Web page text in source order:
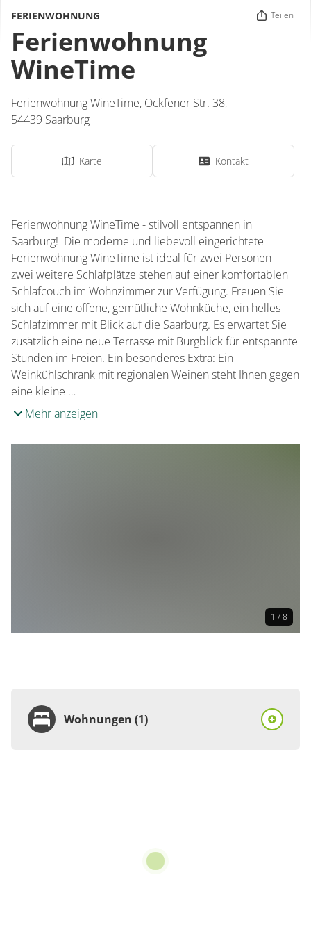
FERIENWOHNUNG Teilen
Ferienwohnung
WineTime
Ferienwohnung WineTime, Ockfener Str. 38,
54439 Saarburg
Karte Kontakt
Ferienwohnung WineTime - stilvoll entspannen in
Saarburg! Die moderne und liebevoll eingerichtete
Ferienwohnung WineTime ist ideal für zwei Personen –
zwei weitere Schlafplätze stehen auf einer komfortablen
Schlafcouch im Wohnzimmer zur Verfügung. Freuen Sie
sich auf eine offene, gemütliche Wohnküche, ein helles
Schlafzimmer mit Blick auf die Saarburg. Es erwartet Sie
zusätzlich eine neue Terrasse mit Burgblick für entspannte
Stunden im Freien. Ein besonderes Extra: Ein
Weinkühlschrank mit regionalen Weinen steht Ihnen gegen
eine kleine …
Mehr anzeigen
1 / 8
Wohnungen (1)
pro Person/Nacht